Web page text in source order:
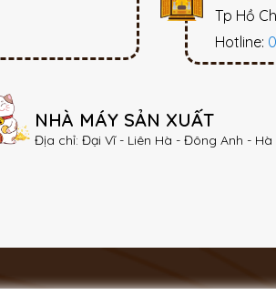
Tp Hồ
Hotline:
NHÀ MÁY SẢN XUẤT
Địa chỉ: Đại Vĩ - Liên Hà - Đông Anh - Hà